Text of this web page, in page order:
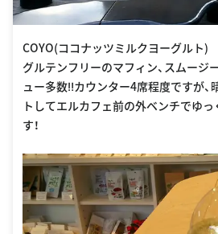
COYO(ココナッツミルクヨーグルト)
グルテンフリーのマフィン、スムージ
ュー多数‼カウンター4席程度ですが
トしてエルカフェ前の外ベンチでゆ
す！